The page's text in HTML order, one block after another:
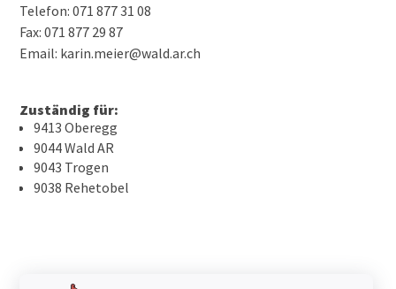
Telefon: 071 877 31 08
Fax: 071 877 29 87
Email: karin.meier@wald.ar.ch
Zuständig für:
9413 Oberegg
9044 Wald AR
9043 Trogen
9038 Rehetobel